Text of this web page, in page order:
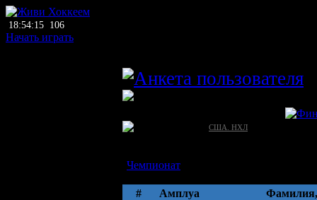
18:54:15 106
Начать играть
США. НХЛ
Чемпионат
#
Амплуа